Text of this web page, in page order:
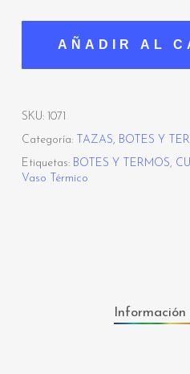
AÑADIR AL
SKU: 1071
Categoría:
TAZAS, BOTES Y
Etiquetas: BOTES Y TERMOS,
Vaso Térmico
Información